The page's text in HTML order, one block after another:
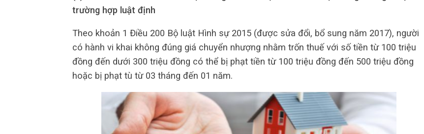
trường hợp luật định
Theo khoản 1 Điều 200 Bộ luật Hình sự 2015 (được sửa đổi, bổ sung năm 2017), người
có hành vi khai không đúng giá chuyển nhượng nhằm trốn thuế với số tiền từ 100 triệu
đồng đến dưới 300 triệu đồng có thể bị phạt tiền từ 100 triệu đồng đến 500 triệu đồng
hoặc bị phạt tù từ 03 tháng đến 01 năm.